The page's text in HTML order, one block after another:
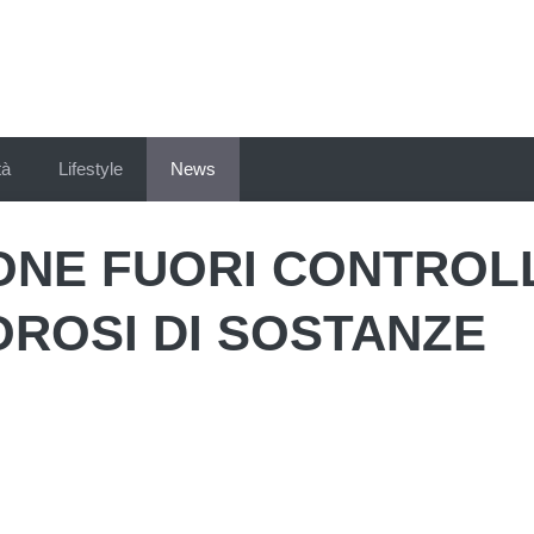
Lifestyle News
FUORI
DI SOSTANZE